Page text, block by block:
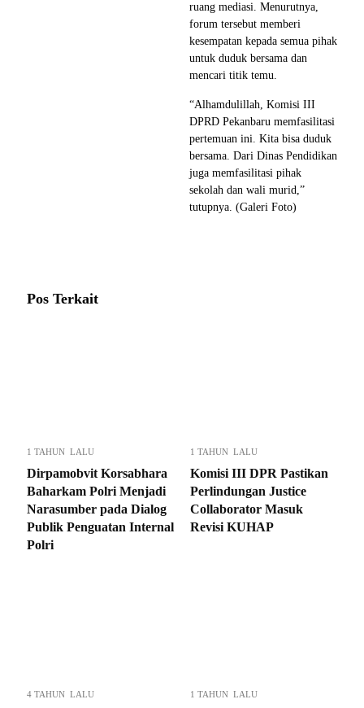
ruang mediasi. Menurutnya,
forum tersebut memberi
kesempatan kepada semua pihak
untuk duduk bersama dan
mencari titik temu.
“Alhamdulillah, Komisi III
DPRD Pekanbaru memfasilitasi
pertemuan ini. Kita bisa duduk
bersama. Dari Dinas Pendidikan
juga memfasilitasi pihak
sekolah dan wali murid,”
tutupnya. (Galeri Foto)
Pos Terkait
1 TAHUN LALU
Dirpamobvit Korsabhara
Baharkam Polri Menjadi
Narasumber pada Dialog
Publik Penguatan Internal
Polri
1 TAHUN LALU
Komisi III DPR Pastikan
Perlindungan Justice
Collaborator Masuk
Revisi KUHAP
4 TAHUN LALU 1 TAHUN LALU